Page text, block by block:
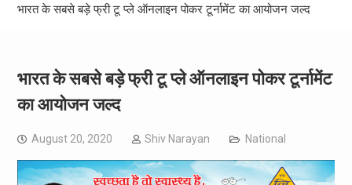
भारत के सबसे बड़े फ्री टू प्ले ऑनलाइन पोकर टूर्नामेंट का आयोजन जल्द
भारत के सबसे बड़े फ्री टू प्ले ऑनलाइन पोकर टूर्नामेंट
का आयोजन जल्द
August 20, 2020 Shiv Narayan National